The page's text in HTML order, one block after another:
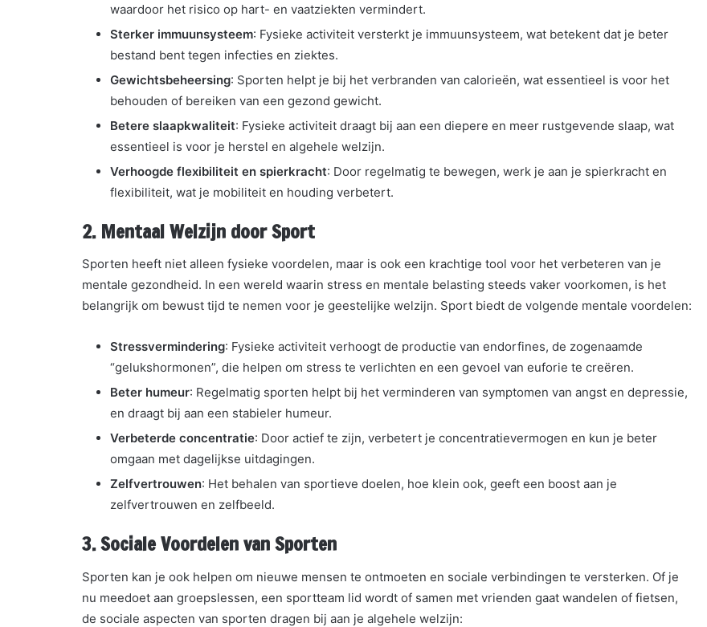
waardoor het risico op hart- en vaatziekten vermindert.
Sterker immuunsysteem: Fysieke activiteit versterkt je immuunsysteem, wat betekent dat je beter
bestand bent tegen infecties en ziektes.
Gewichtsbeheersing: Sporten helpt je bij het verbranden van calorieën, wat essentieel is voor het
behouden of bereiken van een gezond gewicht.
Betere slaapkwaliteit: Fysieke activiteit draagt bij aan een diepere en meer rustgevende slaap, wat
essentieel is voor je herstel en algehele welzijn.
Verhoogde flexibiliteit en spierkracht: Door regelmatig te bewegen, werk je aan je spierkracht en
flexibiliteit, wat je mobiliteit en houding verbetert.
2. Mentaal Welzijn door Sport
Sporten heeft niet alleen fysieke voordelen, maar is ook een krachtige tool voor het verbeteren van je
mentale gezondheid. In een wereld waarin stress en mentale belasting steeds vaker voorkomen, is het
belangrijk om bewust tijd te nemen voor je geestelijke welzijn. Sport biedt de volgende mentale voordelen:
Stressvermindering: Fysieke activiteit verhoogt de productie van endorfines, de zogenaamde
“gelukshormonen”, die helpen om stress te verlichten en een gevoel van euforie te creëren.
Beter humeur: Regelmatig sporten helpt bij het verminderen van symptomen van angst en depressie,
en draagt bij aan een stabieler humeur.
Verbeterde concentratie: Door actief te zijn, verbetert je concentratievermogen en kun je beter
omgaan met dagelijkse uitdagingen.
Zelfvertrouwen: Het behalen van sportieve doelen, hoe klein ook, geeft een boost aan je
zelfvertrouwen en zelfbeeld.
3.Sociale Voordelen van Sporten
Sporten kan je ook helpen om nieuwe mensen te ontmoeten en sociale verbindingen te versterken. Of je
nu meedoet aan groepslessen, een sportteam lid wordt of samen met vrienden gaat wandelen of fietsen,
de sociale aspecten van sporten dragen bij aan je algehele welzijn: